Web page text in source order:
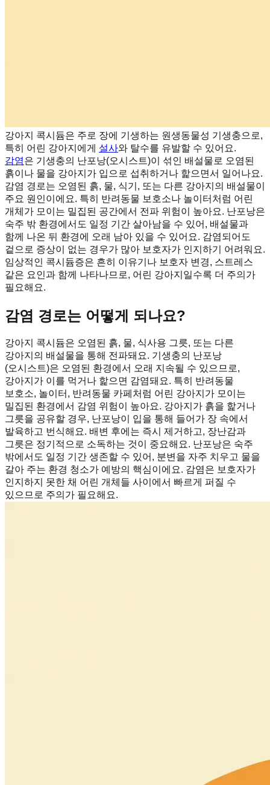
강아지 콕시듐은 주로 장에 기생하는 원생동물성 기생충으로,
특히 어린 강아지에게 설사와 탈수를 유발할 수 있어요.
감염은 기생충의 난포낭(오시스트)이 섞인 배설물로 오염된
흙이나 물을 강아지가 입으로 섭취하거나 핥으면서 일어나요.
감염 경로는 오염된 흙, 물, 식기, 또는 다른 강아지의 배설물이
주요 원인이에요. 특히 반려동물 보호소나 놀이터처럼 어린
개체가 모이는 밀집된 공간에서 전파 위험이 높아요. 난포낭은
숙주 밖 환경에서도 일정 기간 살아남을 수 있어, 배설물과
함께 나온 뒤 환경에 오래 남아 있을 수 있어요. 감염되어도
겉으로 증상이 없는 경우가 많아 보호자가 인지하기 어려워요.
임상적인 콕시듐증은 흔히 이유기나 보호자 변경, 스트레스
같은 요인과 함께 나타나므로, 어린 강아지일수록 더 주의가
필요해요.
감염 경로는 어떻게 되나요?
강아지 콕시듐은 오염된 흙, 물, 식사용 그릇, 또는 다른
강아지의 배설물을 통해 전파돼요. 기생충의 난포낭
(오시스트)은 오염된 환경에서 오래 지속될 수 있으므로,
강아지가 이를 먹거나 핥으면 감염돼요. 특히 반려동물
보호소, 놀이터, 반려동물 카페처럼 어린 강아지가 모이는
밀집된 환경에서 감염 위험이 높아요. 강아지가 흙을 핥거나
그릇을 공유할 경우, 난포낭이 입을 통해 들어가 장 속에서
발육하고 번식해요. 배변 후에는 즉시 제거하고, 장난감과
그릇은 정기적으로 소독하는 것이 중요해요. 난포낭은 숙주
밖에서도 일정 기간 생존할 수 있어, 분변을 자주 치우고 물을
갈아 주는 환경 청소가 예방의 핵심이에요. 감염은 보호자가
인지하지 못한 채 어린 개체들 사이에서 빠르게 퍼질 수
있으므로 주의가 필요해요.